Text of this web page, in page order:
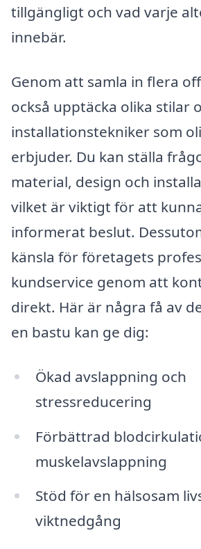
tillgängligt och vad varje
innebär.
Genom att samla in flera
också upptäcka olika stilar
installationstekniker som
erbjuder. Du kan ställa
material, design och
vilket är viktigt för att
informerat beslut.
känsla för företagets
kundservice genom att
direkt. Här är några få av
en bastu kan ge dig:
Ökad avslappning och
stressreducering
Förbättrad
muskelavslappning
Stöd för en hälsosam
viktnedgång